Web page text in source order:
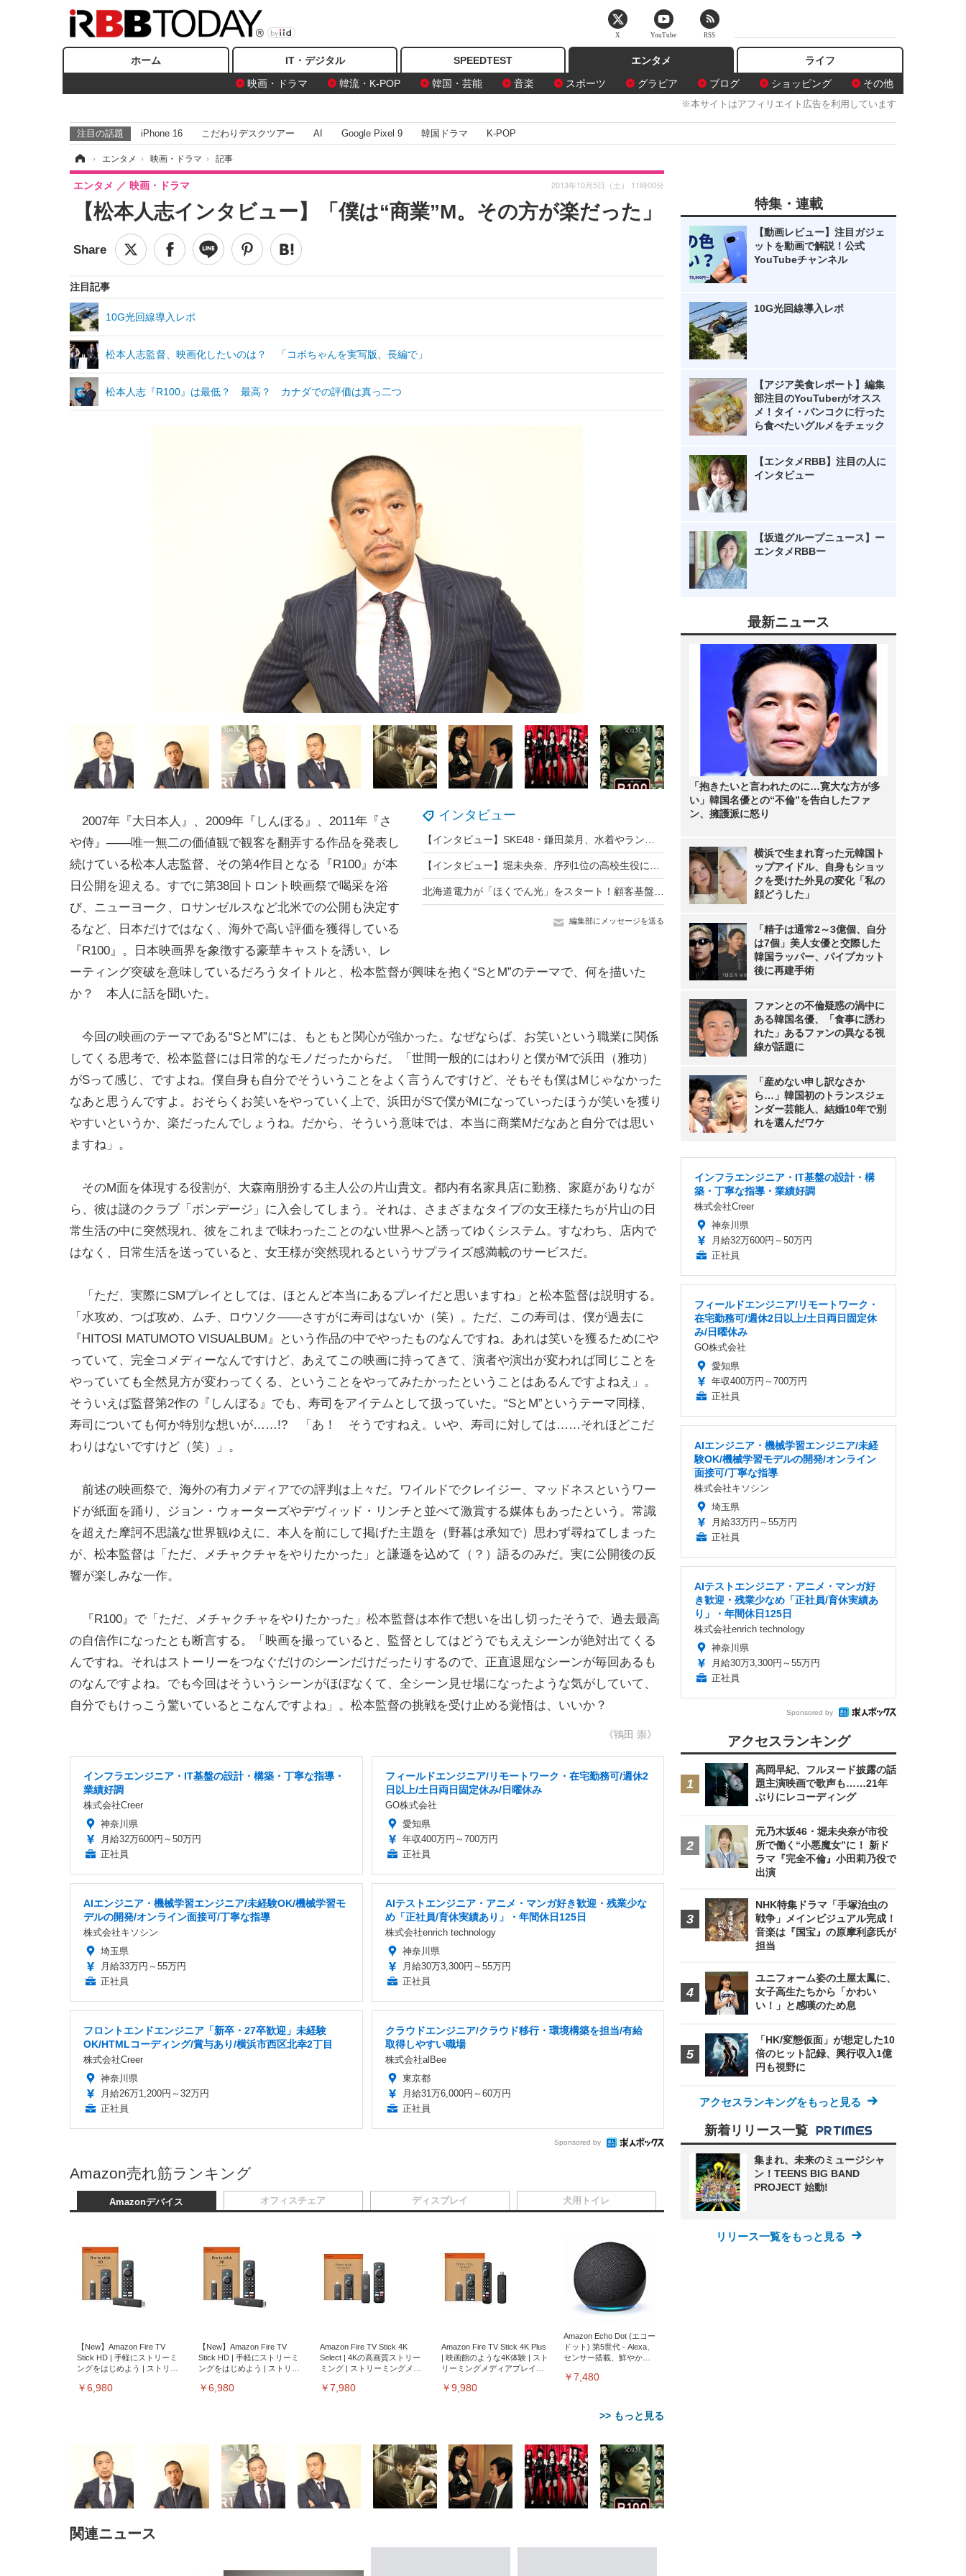
ホーム IT・デジタル SPEEDTEST
エンタメ
映画・ドラマ
韓流・K-POP 韓国・芸能 音楽 スポーツ グラビア ブログ ショッピング その他
ライフ
※本サイトはアフィリエイト広告を利用しています
注目の話題 iPhone 16 こだわりデスクツアー AI Google Pixel 9 韓国ドラマ K-POP
› エンタメ › 映画・ドラマ › 記事
【松本人志インタビュー】「僕は“商業”M。その方が楽だった」
エンタメ 映画・ドラマ 2013年10月5日（土） 11時00分
注目記事
10G光回線導入レポ
松本人志監督、映画化したいのは？ 「コボちゃんを実写版、長編で」
松本人志『R100』は最低？ 最高？ カナダでの評価は真っ二つ
インタビュー
編集部にメッセージを送る
2007年『大日本人』、2009年『しんぼる』、2011年『さ
や侍』――唯一無二の価値観で観客を翻弄する作品を発表し
続けている松本人志監督、その第4作目となる『R100』が本
日公開を迎える。すでに第38回トロント映画祭で喝采を浴
び、ニューヨーク、ロサンゼルスなど北米での公開も決定す
るなど、日本だけではなく、海外で高い評価を獲得している
『R100』。日本映画界を象徴する豪華キャストを誘い、レ
ーティング突破を意味しているだろうタイトルと、松本監督が興味を抱く“SとM”のテーマで、何を描いた
か？ 本人に話を聞いた。
今回の映画のテーマである“SとM”には、もともと関心が強かった。なぜならば、お笑いという職業に関係
してくる思考で、松本監督には日常的なモノだったからだ。「世間一般的にはわりと僕がMで浜田（雅功）
がSって感じ、ですよね。僕自身も自分でそういうことをよく言うんですけど、そもそも僕はMじゃなかった
なあと思うんですよ。おそらくお笑いをやっていく上で、浜田がSで僕がMになっていったほうが笑いを獲り
やすいというか、楽だったんでしょうね。だから、そういう意味では、本当に商業Mだなあと自分では思い
ますね」。
そのM面を体現する役割が、大森南朋扮する主人公の片山貴文。都内有名家具店に勤務、家庭がありなが
ら、彼は謎のクラブ「ボンデージ」に入会してしまう。それは、さまざまなタイプの女王様たちが片山の日
常生活の中に突然現れ、彼をこれまで味わったことのない世界へと誘ってゆくシステム。すなわち、店内で
はなく、日常生活を送っていると、女王様が突然現れるというサプライズ感満載のサービスだ。
「ただ、実際にSMプレイとしては、ほとんど本当にあるプレイだと思いますね」と松本監督は説明する。
「水攻め、つば攻め、ムチ、ロウソク――さすがに寿司はないか（笑）。ただ、この寿司は、僕が過去に
『HITOSI MATUMOTO VISUALBUM』という作品の中でやったものなんですね。あれは笑いを獲るためにや
っていて、完全コメディーなんですけど、あえてこの映画に持ってきて、演者や演出が変われば同じことを
やっていても全然見方が変わってくる、ということをやってみたかったということはあるんですよねえ」。
そういえば監督第2作の『しんぼる』でも、寿司をアイテムとして扱っていた。“SとM”というテーマ同様、
寿司についても何か特別な想いが……!? 「あ！ そうですねえ。いや、寿司に対しては……それほどこだ
わりはないですけど（笑）」。
前述の映画祭で、海外の有力メディアでの評判は上々だ。ワイルドでクレイジー、マッドネスというワー
ドが紙面を踊り、ジョン・ウォーターズやデヴィッド・リンチと並べて激賞する媒体もあったという。常識
を超えた摩訶不思議な世界観ゆえに、本人を前にして掲げた主題を（野暮は承知で）思わず尋ねてしまった
が、松本監督は「ただ、メチャクチャをやりたかった」と謙遜を込めて（？）語るのみだ。実に公開後の反
響が楽しみな一作。
『R100』で「ただ、メチャクチャをやりたかった」松本監督は本作で想いを出し切ったそうで、過去最高
の自信作になったとも断言する。「映画を撮っていると、監督としてはどうでもええシーンが絶対出てくる
んですね。それはストーリーをつなぐだけのシーンだけだったりするので、正直退屈なシーンが毎回あるも
のなんですよね。でも今回はそういうシーンがほぼなくて、全シーン見せ場になったような気がしていて、
自分でもけっこう驚いているとこなんですよね」。松本監督の挑戦を受け止める覚悟は、いいか？
《鴇田 崇》
インフラエンジニア・IT基盤の設計・構築・丁寧な指導・
業績好調
株式会社Creer
神奈川県
月給32万600円～50万円
正社員
フィールドエンジニア/リモートワーク・在宅勤務可/週休2
日以上/土日両日固定休み/日曜休み
GO株式会社
愛知県
年収400万円～700万円
正社員
AIエンジニア・機械学習エンジニア/未経験OK/機械学習モ
デルの開発/オンライン面接可/丁寧な指導
株式会社キソシン
埼玉県
月給33万円～55万円
正社員
AIテストエンジニア・アニメ・マンガ好き歓迎・残業少な
め「正社員/育休実績あり」・年間休日125日
株式会社enrich technology
神奈川県
月給30万3,300円～55万円
正社員
フロントエンドエンジニア「新卒・27卒歓迎」未経験
OK/HTMLコーディング/賞与あり/横浜市西区北幸2丁目
株式会社Creer
神奈川県
月給26万1,200円～32万円
正社員
クラウドエンジニア/クラウド移行・環境構築を担当/有給
取得しやすい職場
株式会社alBee
東京都
月給31万6,000円～60万円
正社員
Sponsored by
Amazon売れ筋ランキング
Amazonデバイス
【New】Amazon Fire TV
Stick HD | 手軽にストリーミ
ングをはじめよう | ストリー
￥6,980
【New】Amazon Fire TV
Stick HD | 手軽にストリーミ
ングをはじめよう | ストリー
￥6,980
Amazon Fire TV Stick 4K
Select | 4Kの高画質ストリー
ミング | ストリーミングメデ
￥7,980
Amazon Fire TV Stick 4K Plus
| 映画館のような4K体験 | スト
リーミングメディアプレイヤ
￥9,980
Amazon Echo Dot (エコー
ドット) 第5世代 - Alexa、
センサー搭載、鮮やかな
￥7,480
>> もっと見る
オフィスチェア
ANDWINT オフィスチェ
ディスプレイ
EV2740X-WT | 27.0型4K
【純正品】27"ゲーミングモ
ク付き（CFI-ZDM1J）
【整備済み品】Dell
【MiniLED/24.5inch/280Hz/FHD】
犬用トイレ
関連ニュース
特集・連載
【動画レビュー】注目ガジェ
ットを動画で解説！公式
YouTubeチャンネル
10G光回線導入レポ
【アジア美食レポート】編集
部注目のYouTuberがオスス
メ！タイ・バンコクに行った
ら食べたいグルメをチェック
【エンタメRBB】注目の人に
インタビュー
【坂道グループニュース】ー
エンタメRBBー
最新ニュース
「抱きたいと言われたのに…寛大な方が多
い」韓国名優との“不倫”を告白したファ
ン、擁護派に怒り
横浜で生まれ育った元韓国ト
ップアイドル、自身もショッ
クを受けた外見の変化「私の
顔どうした」
「精子は通常2～3億個、自分
は7個」美人女優と交際した
韓国ラッパー、パイプカット
後に再建手術
ファンとの不倫疑惑の渦中に
ある韓国名優、「食事に誘わ
れた」あるファンの異なる視
線が話題に
「産めない申し訳なさか
ら…」韓国初のトランスジェ
ンダー芸能人、結婚10年で別
れを選んだワケ
インフラエンジニア・IT基盤の設計・構
築・丁寧な指導・業績好調
株式会社Creer
神奈川県
月給32万600円～50万円
正社員
フィールドエンジニア/リモートワーク・
在宅勤務可/週休2日以上/土日両日固定休
み/日曜休み
GO株式会社
愛知県
年収400万円～700万円
正社員
AIエンジニア・機械学習エンジニア/未経
験OK/機械学習モデルの開発/オンライン
面接可/丁寧な指導
株式会社キソシン
埼玉県
月給33万円～55万円
正社員
AIテストエンジニア・アニメ・マンガ好
き歓迎・残業少なめ「正社員/育休実績あ
り」・年間休日125日
株式会社enrich technology
神奈川県
月給30万3,300円～55万円
正社員
Sponsored by
アクセスランキング
高岡早紀、フルヌード披露の話
題主演映画で歌声も……21年
ぶりにレコーディング
元乃木坂46・堀未央奈が市役
所で働く“小悪魔女”に！ 新ド
ラマ『完全不倫』小田莉乃役で
出演
NHK特集ドラマ「手塚治虫の
戦争」メインビジュアル完成！
音楽は『国宝』の原摩利彦氏が
担当
ユニフォーム姿の土屋太鳳に、
女子高生たちから「かわい
い！」と感嘆のため息
「HK/変態仮面」が想定した10
倍のヒット記録、興行収入1億
円も視野に
アクセスランキングをもっと見る
新着リリース一覧
集まれ、未来のミュージシャ
ン！TEENS BIG BAND
PROJECT 始動!
リリース一覧をもっと見る
X YouTube RSS